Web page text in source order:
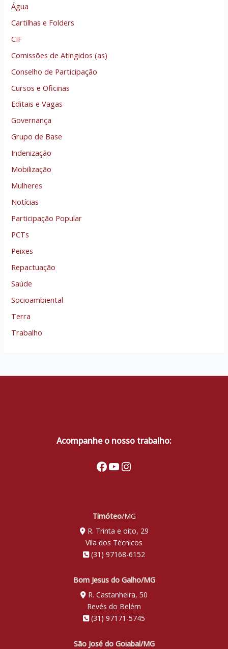
Água
Cartilhas e Folders
CIF
Comissões de Atingidos (as)
Conselho de Participação
Cursos e Oficinas
Editais e Vagas
Governança
Grupo de Base
Indenização
Mobilização
Mulheres
Notícias
Participação Popular
PCTs
Peixes
Repactuação
Saúde
Socioambiental
Terra
Trabalho
Acompanhe o nosso trabalho:
Facebook
Youtube
Instagram
Timóteo/MG
R. Trinta e oito, 29
Vila dos Técnicos
(31) 97168-6152
Bom Jesus do Galho/MG
R. Castanheira, 50
Revés do Belém
(31) 97171-5745
São José do Goiabal/MG